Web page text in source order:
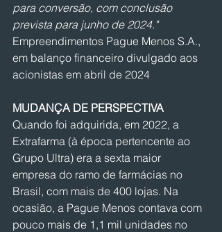
para conversão, com conclusão
prevista para junho de 2024."
Empreendimentos Pague Menos S.A.,
em balanço financeiro divulgado aos
acionistas em abril de 2024
MUDANÇA DE PERSPECTIVA
Quando foi adquirida, em 2022, a
Extrafarma (à época pertencente ao
Grupo Ultra) era a sexta maior
empresa do ramo de farmácias no
Brasil, com mais de 400 lojas. Na
ocasião, a Pague Menos contava com
pouco mais de 1,1 mil unidades no